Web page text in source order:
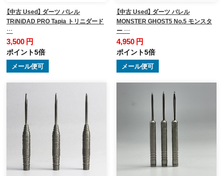
【中古 Used】 ダーツ バレル
TRiNiDAD PRO Tapia トリニダード
…
3,500 円
ポイント5倍
メール便可
【中古 Used】 ダーツ バレル
MONSTER GHOST5 No.5 モンスタ
ー …
4,950 円
ポイント5倍
メール便可